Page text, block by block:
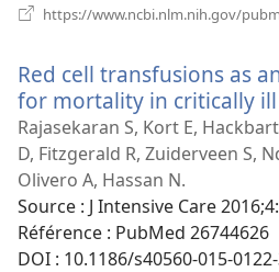
https://www.ncbi.nlm.nih.gov/
Red cell transfusions as
for mortality in critically
Rajasekaran S, Kort E,
D, Fitzgerald R, Zuiderveen S,
Olivero A, Hassan N.
Source ‎: J Intensive Care
Référence ‎: PubMed 26744626
DOI ‎: 10.1186/s40560-015-